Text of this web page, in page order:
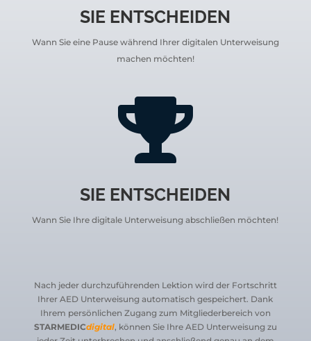
SIE ENTSCHEIDEN
Wann Sie eine Pause während Ihrer digitalen Unterweisung
machen möchten!

SIE ENTSCHEIDEN
Wann Sie Ihre digitale Unterweisung abschließen möchten!
Nach jeder durchzuführenden Lektion wird der Fortschritt
Ihrer AED Unterweisung automatisch gespeichert. Dank
Ihrem persönlichen Zugang zum Mitgliederbereich von
STARMEDICdigital, können Sie Ihre AED Unterweisung zu